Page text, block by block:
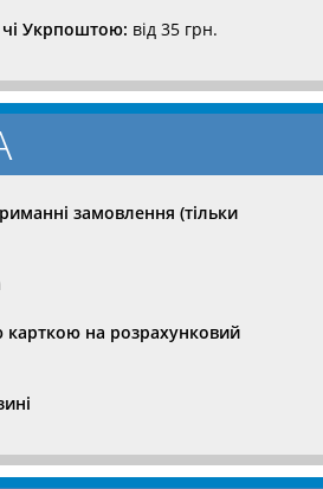
чі Укрпоштою: від 35 грн.
замовлення (тільки
на розрахунковий